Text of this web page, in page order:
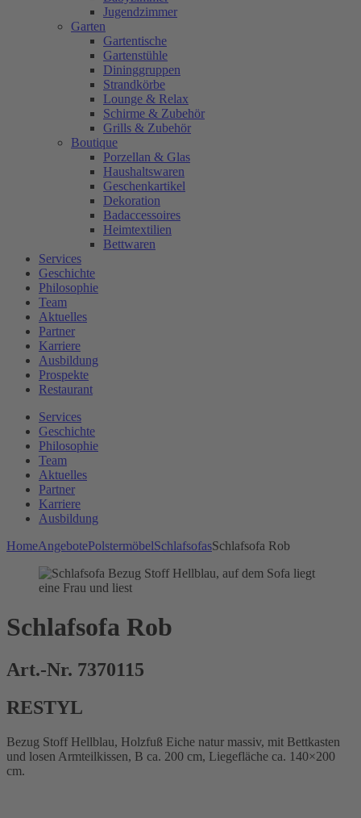
Jugendzimmer
Garten
Gartentische
Gartenstühle
Dininggruppen
Strandkörbe
Lounge & Relax
Schirme & Zubehör
Grills & Zubehör
Boutique
Porzellan & Glas
Haushaltswaren
Geschenkartikel
Dekoration
Badaccessoires
Heimtextilien
Bettwaren
Services
Geschichte
Philosophie
Team
Aktuelles
Partner
Karriere
Ausbildung
Prospekte
Restaurant
Services
Geschichte
Philosophie
Team
Aktuelles
Partner
Karriere
Ausbildung
HomeAngebotePolstermöbelSchlafsofasSchlafsofa Rob
Schlafsofa Rob
Art.-Nr. 7370115
RESTYL
Bezug Stoff Hellblau, Holzfuß Eiche natur massiv, mit Bettkasten
und losen Armteilkissen, B ca. 200 cm, Liegefläche ca. 140×200
cm.